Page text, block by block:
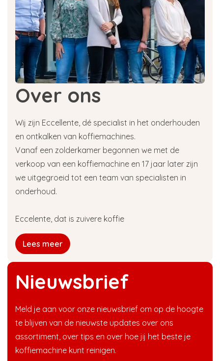
Nieuwsbrief
Meld je aan voor onze nieuwsbrief om op de hoogte
te blijven van de nieuwste updates over ons
assortiment, over tips en over hoe jij het beste je
koffiemachine kunt reinigen.
Over ons
Wij zijn Eccellente, dé specialist in het onderhouden
en ontkalken van koffiemachines.
Vanaf een zolderkamer begonnen we met de
verkoop van een koffiemachine en 17 jaar later zijn
we uitgegroeid tot een team van specialisten in
onderhoud.
Eccelente, dat is zuivere koffie
Lees meer